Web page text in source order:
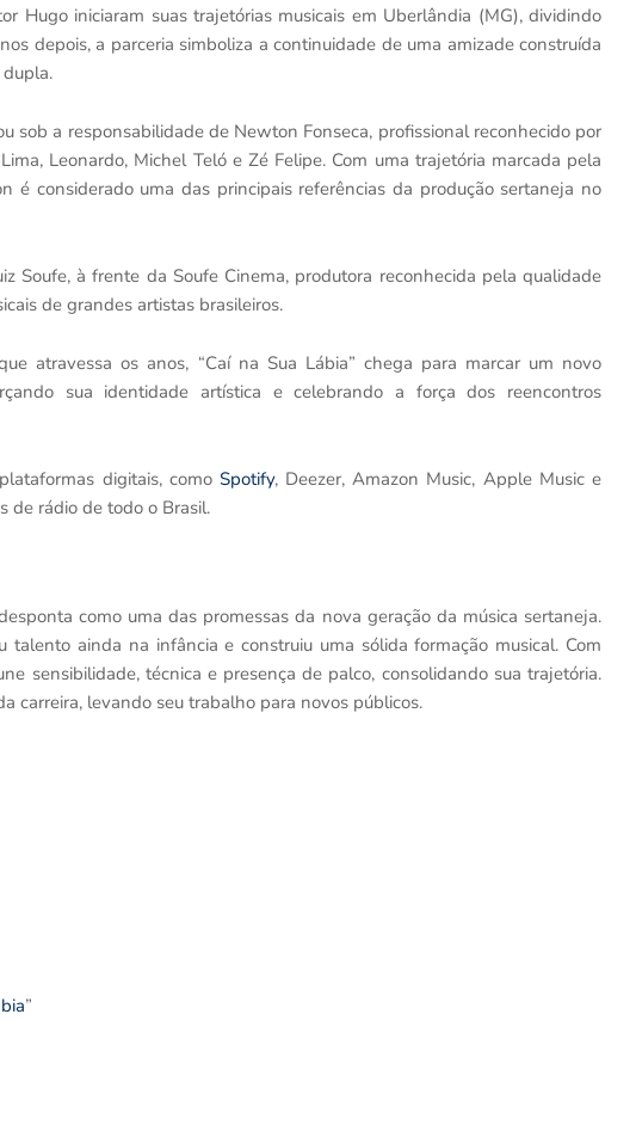
Hugo iniciaram suas trajetórias musicais em Uberlândia (MG), dividindo
depois, a parceria simboliza a continuidade de uma amizade construída
sob a responsabilidade de Newton Fonseca, profissional reconhecido por
Leonardo, Michel Teló e Zé Felipe. Com uma trajetória marcada pela
é considerado uma das principais referências da produção sertaneja no
Soufe, à frente da Soufe Cinema, produtora reconhecida pela qualidade
de grandes artistas brasileiros.
atravessa os anos, “Caí na Sua Lábia” chega para marcar um novo
sua identidade artística e celebrando a força dos reencontros
digitais, como Spotify, Deezer, Amazon Music, Apple Music e
de rádio de todo o Brasil.
como uma das promessas da nova geração da música sertaneja.
ainda na infância e construiu uma sólida formação musical. Com
sensibilidade, técnica e presença de palco, consolidando sua trajetória.
carreira, levando seu trabalho para novos públicos.
”